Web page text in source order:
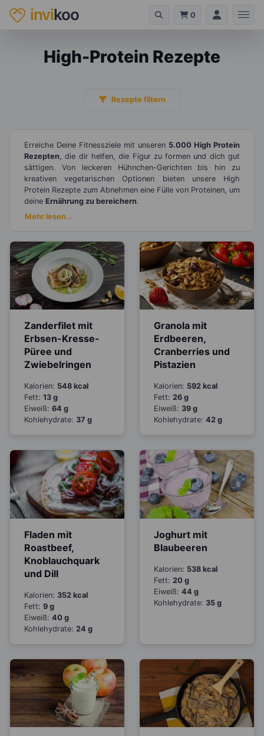
invikoo 0
High-Protein Rezepte
Rezepte filtern
Erreiche Deine Fitnessziele mit unseren 5.000 High Protein
Rezepten, die dir helfen, die Figur zu formen und dich gut
sättigen. Von leckeren Hühnchen-Gerichten bis hin zu
kreativen vegetarischen Optionen bieten unsere High
Protein Rezepte zum Abnehmen eine Fülle von Proteinen, um
deine Ernährung zu bereichern.
Mehr lesen...
Zanderfilet mit
Erbsen-Kresse-
Püree und
Zwiebelringen
Kalorien: 548 kcal
Fett: 13 g
Eiweiß: 64 g
Kohlehydrate: 37 g
Granola mit
Erdbeeren,
Cranberries und
Pistazien
Kalorien: 592 kcal
Fett: 26 g
Eiweiß: 39 g
Kohlehydrate: 42 g
Fladen mit
Roastbeef,
Knoblauchquark
und Dill
Kalorien: 352 kcal
Fett: 9 g
Eiweiß: 40 g
Kohlehydrate: 24 g
Joghurt mit
Blaubeeren
Kalorien: 538 kcal
Fett: 20 g
Eiweiß: 44 g
Kohlehydrate: 35 g